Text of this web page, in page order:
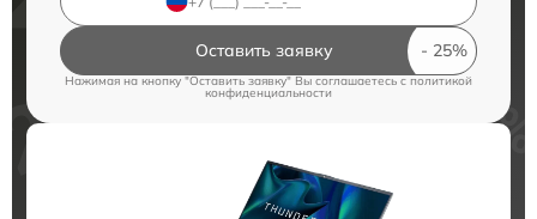
Оставить заявку
Нажимая на кнопку "Оставить заявку" Вы соглашаетесь cполитикой
конфиденциальности